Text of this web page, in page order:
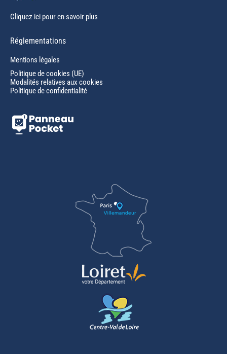
Cliquez ici pour en savoir plus
Réglementations
Mentions légales
Politique de cookies (UE)
Modalités relatives aux cookies
Politique de confidentialité